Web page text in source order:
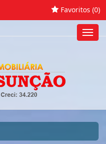
Favoritos (0)